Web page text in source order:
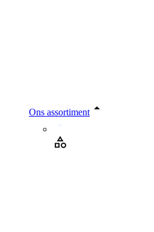
Ons assortiment